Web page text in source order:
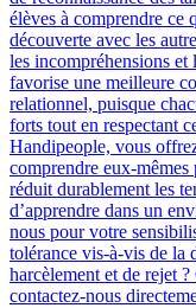
élèves à comprendre ce
découverte avec les
les incompréhensions et
favorise une meilleure
relationnel, puisque
forts tout en respectant
Handipeople, vous
comprendre eux-
réduit durablement les
d’apprendre dans un
nous pour votre
tolérance vis-à-vis de la
harcèlement et de rejet
contactez-nous